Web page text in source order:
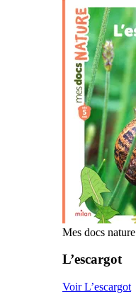
Mes docs nature
L’escargot
Voir L’escargot